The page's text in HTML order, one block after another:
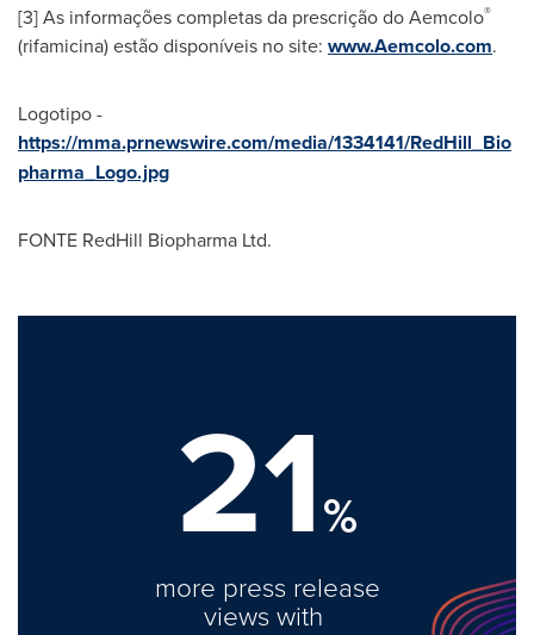
[3] As informações completas da prescrição do Aemcolo®
(rifamicina) estão disponíveis no site: www.Aemcolo.com.
Logotipo -
https://mma.prnewswire.com/media/1334141/RedHill_Bio
pharma_Logo.jpg
FONTE RedHill Biopharma Ltd.
21%
more press release
views with